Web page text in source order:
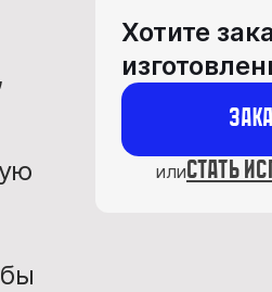
Хотите
илистать